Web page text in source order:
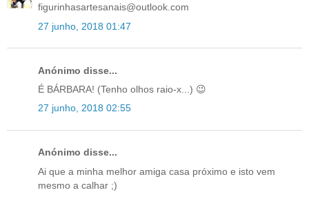
figurinhasartesanais@outlook.com
27 junho, 2018 01:47
Anónimo disse...
É BÁRBARA! (Tenho olhos raio-x...) 😉
27 junho, 2018 02:55
Anónimo disse...
Ai que a minha melhor amiga casa próximo e isto vem
mesmo a calhar ;)